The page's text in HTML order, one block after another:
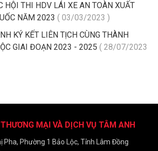
HỘI THI HDV LÁI XE AN TOÀN XUẤT
NĂM 2023️ ( 03/03/2023 )
KÝ KẾT LIÊN TỊCH CÙNG THÀNH
GIAI ĐOẠN 2023 - 2025 ( 28/07/2023
MẠI VÀ DỊCH VỤ TÂM ANH
Pha, Phường 1 Bảo Lộc, Tỉnh Lâm Đồng